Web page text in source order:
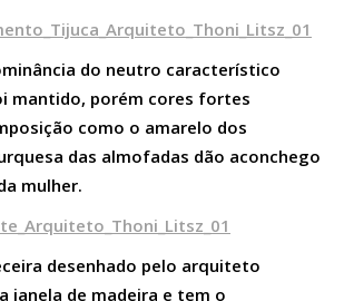
do neutro característico
mantido, porém cores fortes
como o amarelo dos
das almofadas dão aconchego
mulher.
desenhado pelo arquiteto
janela de madeira e tem o